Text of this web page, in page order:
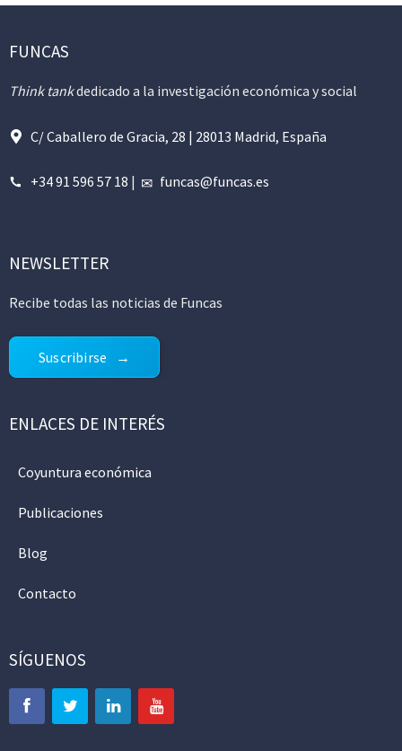
FUNCAS
Think tankdedicado a la investigación económica y social
C/ Caballero de Gracia, 28 | 28013 Madrid, España
+34 91 596 57 18 | funcas@funcas.es
NEWSLETTER
Recibe todas las noticias de Funcas
Suscribirse
ENLACES DE INTERÉS
Coyuntura económica
Publicaciones
Blog
Contacto
SÍGUENOS